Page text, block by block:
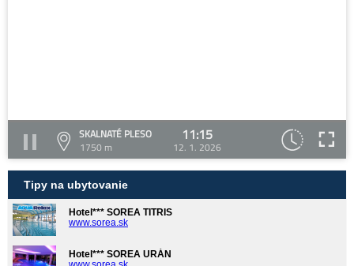
SKALNATÉ PLESO
1750 m
11:15
12. 1. 2026
Tipy na ubytovanie
Hotel*** SOREA TITRIS
www.sorea.sk
Hotel*** SOREA URÁN